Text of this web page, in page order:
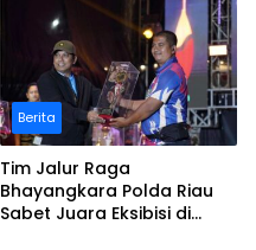
Berita
Tim Jalur Raga
Bhayangkara Polda Riau
Sabet Juara Eksibisi di